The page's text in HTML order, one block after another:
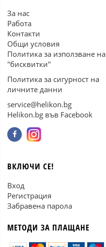
За нас
Работа
Контакти
Общи условия
Политика за използване на
"бисквитки"
Политика за сигурност на
личните данни
service@helikon.bg
Helikon.bg във Facebook
ВКЛЮЧИ СЕ!
Вход
Регистрация
Забравена парола
МЕТОДИ ЗА ПЛАЩАНЕ